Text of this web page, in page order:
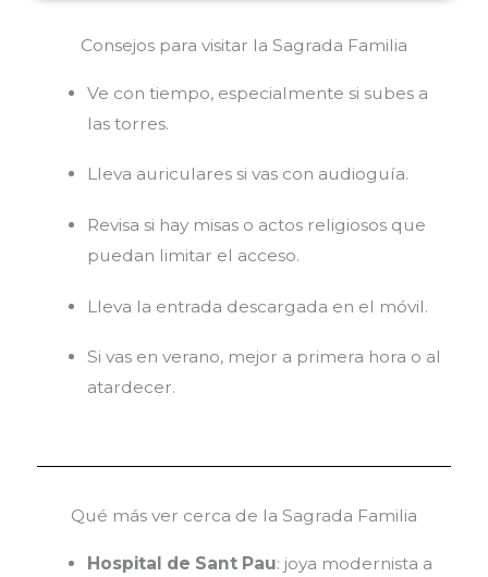
Consejos para visitar la Sagrada Familia
Ve con tiempo, especialmente si subes a
las torres.
Lleva auriculares si vas con audioguía.
Revisa si hay misas o actos religiosos que
puedan limitar el acceso.
Lleva la entrada descargada en el móvil.
Si vas en verano, mejor a primera hora o al
atardecer.
Qué más ver cerca de la Sagrada Familia
Hospital de Sant Pau: joya modernista a